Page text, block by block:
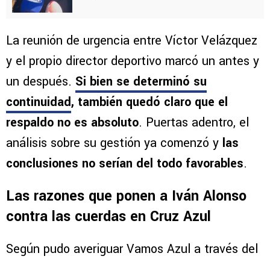
La reunión de urgencia entre Víctor Velázquez
y el propio director deportivo marcó un antes y
un después. Si bien se determinó su
continuidad, también quedó claro que el
respaldo no es absoluto. Puertas adentro, el
análisis sobre su gestión ya comenzó y las
conclusiones no serían del todo favorables.
Las razones que ponen a Iván Alonso
contra las cuerdas en Cruz Azul
Según pudo averiguar Vamos Azul a través del